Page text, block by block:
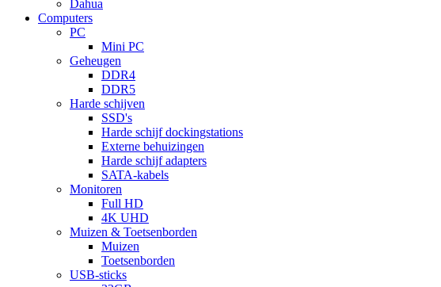
Dahua
Computers
PC
Mini PC
Geheugen
DDR4
DDR5
Harde schijven
SSD's
Harde schijf dockingstations
Externe behuizingen
Harde schijf adapters
SATA-kabels
Monitoren
Full HD
4K UHD
Muizen & Toetsenborden
Muizen
Toetsenborden
USB-sticks